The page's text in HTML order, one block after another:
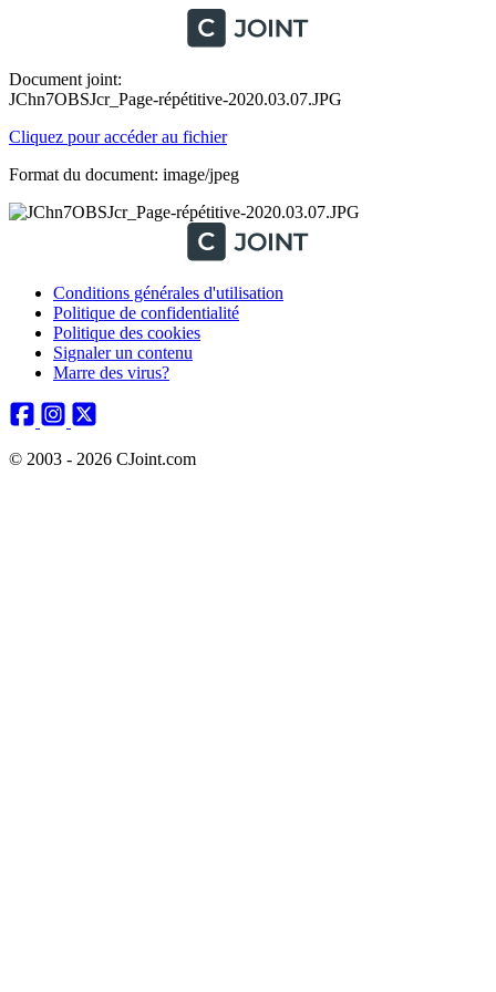
Document joint:
JChn7OBSJcr_Page-répétitive-2020.03.07.JPG
Cliquez pour accéder au fichier
Format du document: image/jpeg
Conditions générales d'utilisation
Politique de confidentialité
Politique des cookies
Signaler un contenu
Marre des virus?
© 2003 - 2026 CJoint.com